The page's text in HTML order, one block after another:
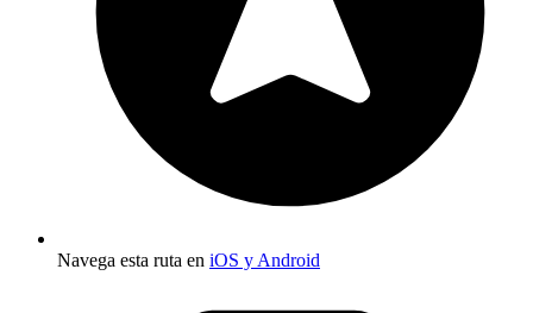
Navega esta ruta en iOS y Android